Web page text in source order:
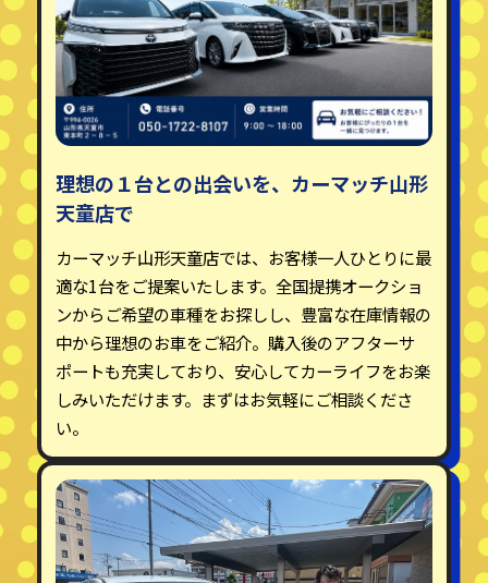
理想の１台との出会いを、カーマッチ山形
天童店で
カーマッチ山形天童店では、お客様一人ひとりに最
適な1台をご提案いたします。全国提携オークショ
ンからご希望の車種をお探しし、豊富な在庫情報の
中から理想のお車をご紹介。購入後のアフターサ
ポートも充実しており、安心してカーライフをお楽
しみいただけます。まずはお気軽にご相談くださ
い。